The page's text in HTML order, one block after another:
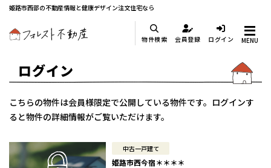
姫路市西部の不動産情報と健康デザイン注文住宅なら
物件検索 会員登録 ログイン MENU
ログイン
こちらの物件は会員様限定で公開している物件です。ログインす
ると物件の詳細情報がご覧いただけます。
中古一戸建て
姫路市西今宿＊＊＊＊